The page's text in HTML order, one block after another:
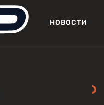
НОВОСТИ